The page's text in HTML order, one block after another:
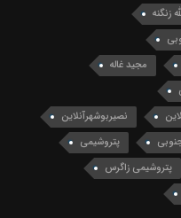
زنگنه
مجید غاله
نصیربوشهرآنلاین
پتروشیمی
پتروشیمی زاگرس